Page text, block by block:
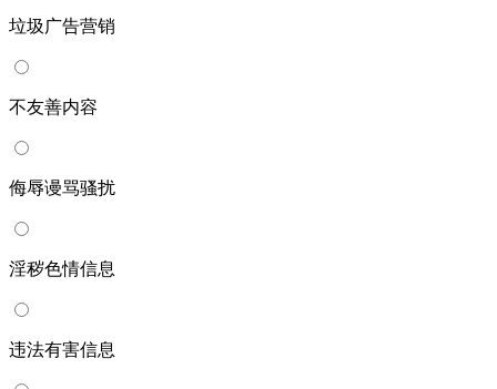
垃圾广告营销
不友善内容
侮辱谩骂骚扰
淫秽色情信息
违法有害信息